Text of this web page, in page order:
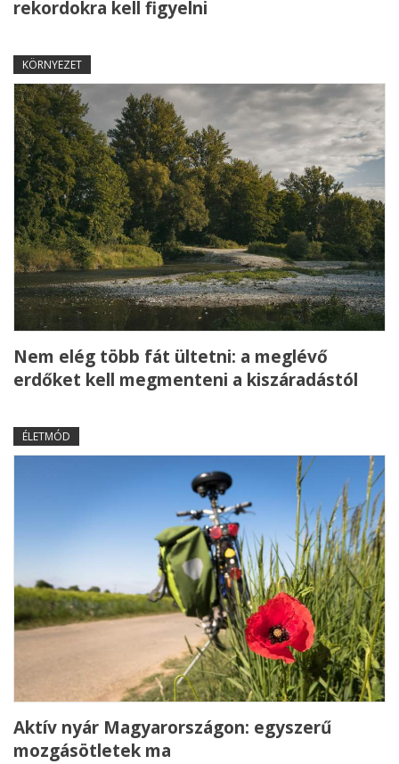
rekordokra kell figyelni
KÖRNYEZET
Nem elég több fát ültetni: a meglévő
erdőket kell megmenteni a kiszáradástól
ÉLETMÓD
Aktív nyár Magyarországon: egyszerű
mozgásötletek ma